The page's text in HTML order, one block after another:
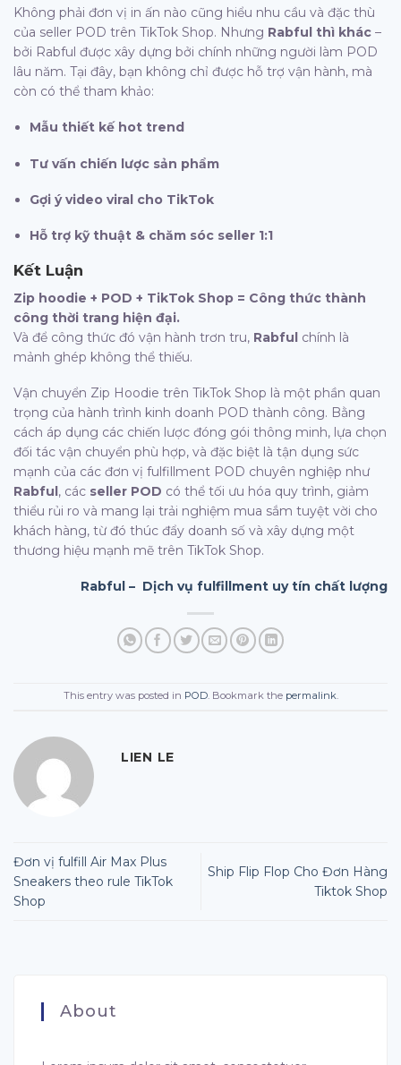
Không phải đơn vị in ấn nào cũng hiểu nhu cầu và đặc thù
của seller POD trên TikTok Shop. Nhưng Rabful thì khác –
bởi Rabful được xây dựng bởi chính những người làm POD
lâu năm. Tại đây, bạn không chỉ được hỗ trợ vận hành, mà
còn có thể tham khảo:
Mẫu thiết kế hot trend
Tư vấn chiến lược sản phẩm
Gợi ý video viral cho TikTok
Hỗ trợ kỹ thuật & chăm sóc seller 1:1
Kết Luận
Zip hoodie + POD + TikTok Shop = Công thức thành
công thời trang hiện đại.
Và để công thức đó vận hành trơn tru, Rabful chính là
mảnh ghép không thể thiếu.
Vận chuyển Zip Hoodie trên TikTok Shop là một phần quan
trọng của hành trình kinh doanh POD thành công. Bằng
cách áp dụng các chiến lược đóng gói thông minh, lựa chọn
đối tác vận chuyển phù hợp, và đặc biệt là tận dụng sức
mạnh của các đơn vị fulfillment POD chuyên nghiệp như
Rabful, các seller POD có thể tối ưu hóa quy trình, giảm
thiểu rủi ro và mang lại trải nghiệm mua sắm tuyệt vời cho
khách hàng, từ đó thúc đẩy doanh số và xây dựng một
thương hiệu mạnh mẽ trên TikTok Shop.
Rabful – Dịch vụ fulfillment uy tín chất lượng
This entry was posted in POD. Bookmark the permalink.
LIEN LE
Đơn vị fulfill Air Max Plus
Sneakers theo rule TikTok
Shop
Ship Flip Flop Cho Đơn Hàng
Tiktok Shop
About